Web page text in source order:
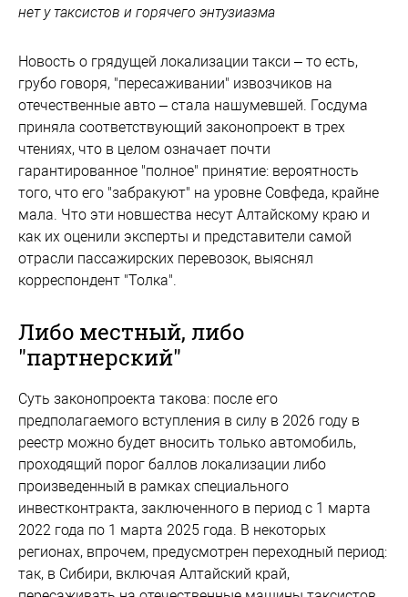
нет у таксистов и горячего энтузиазма
Новость о грядущей локализации такси – то есть,
грубо говоря, "пересаживании" извозчиков на
отечественные авто – стала нашумевшей. Госдума
приняла соответствующий законопроект в трех
чтениях, что в целом означает почти
гарантированное "полное" принятие: вероятность
того, что его "забракуют" на уровне Совфеда, крайне
мала. Что эти новшества несут Алтайскому краю и
как их оценили эксперты и представители самой
отрасли пассажирских перевозок, выяснял
корреспондент "Толка".
Либо местный, либо
"партнерский"
Cуть законопроекта такова: после его
предполагаемого вступления в силу в 2026 году в
реестр можно будет вносить только автомобиль,
проходящий порог баллов локализации либо
произведенный в рамках специального
инвестконтракта, заключенного в период с 1 марта
2022 года по 1 марта 2025 года. В некоторых
регионах, впрочем, предусмотрен переходный период:
так, в Сибири, включая Алтайский край,